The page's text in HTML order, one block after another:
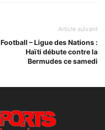
Article suivant
Football – Ligue des Nations :
Haïti débute contre la
Bermudes ce samedi